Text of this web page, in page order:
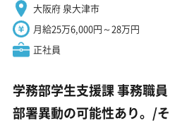
大阪府 泉大津市
月給25万6,000円～28万円
正社員
学務部学生支援課 事務職
部署異動の可能性あり。/